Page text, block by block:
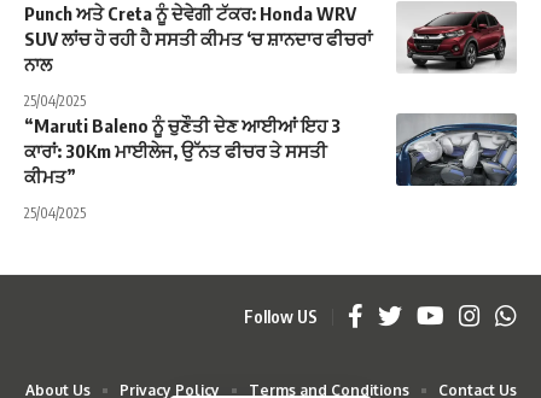
Punch ਅਤੇ Creta ਨੂੰ ਦੇਵੇਗੀ ਟੱਕਰ: Honda WRV
SUV ਲਾਂਚ ਹੋ ਰਹੀ ਹੈ ਸਸਤੀ ਕੀਮਤ ‘ਚ ਸ਼ਾਨਦਾਰ ਫੀਚਰਾਂ
ਨਾਲ
25/04/2025
“Maruti Baleno ਨੂੰ ਚੁਣੌਤੀ ਦੇਣ ਆਈਆਂ ਇਹ 3
ਕਾਰਾਂ: 30Km ਮਾਈਲੇਜ, ਉੱਨਤ ਫੀਚਰ ਤੇ ਸਸਤੀ
ਕੀਮਤ”
25/04/2025
Follow US
About Us Privacy Policy Terms and Conditions Contact Us